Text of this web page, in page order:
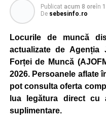
selectândAJOFM Alba,
– Locuri de muncă
agenția teritorială de
căutarea unui loc de
Lista publicată de
denumirea posturilor
contact ale
adrese de e-mail,
Publicat acum 8 oreîn
De sebesinfo.ro
Locurile de muncă
actualizate de Agenția
Forței de Muncă
2026. Persoanele aflate
pot consulta oferta
lua legătura direct cu
suplimentare.